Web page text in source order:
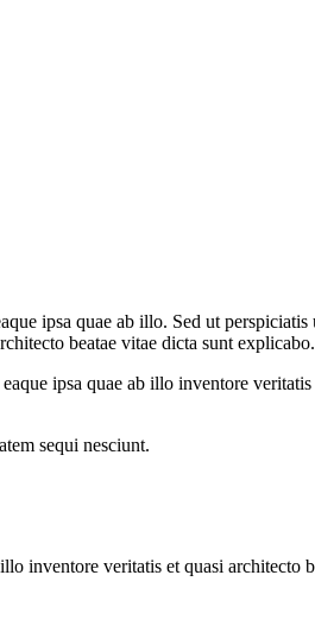
ipsa quae ab illo. Sed ut
beatae vitae dicta sunt explicabo.
ipsa quae ab illo inventore
sequi nesciunt.
inventore veritatis et quasi architecto